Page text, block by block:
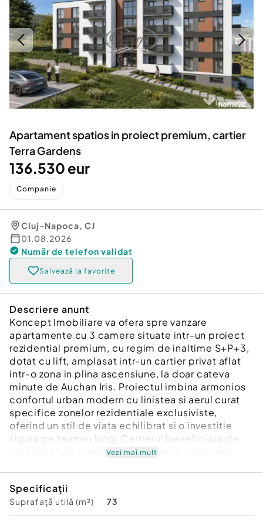
Servicii
Animale de companie
Afaceri și echipamente profesionale
Inchiriere Bunuri si Vehicule
Utilaje agricole si industriale
Piese auto si accesorii
Dacia Duster
Apartament spatios in proiect premium, cartier
Terra Gardens
136.530 eur
Companie
Cluj-Napoca, CJ
01.08.2026
Număr de telefon validat
Salvează la favorite
Descriere anunt
Koncept Imobiliare va ofera spre vanzare
apartamente cu 3 camere situate intr-un proiect
rezidential premium, cu regim de inaltime S+P+3,
dotat cu lift, amplasat intr-un cartier privat aflat
intr-o zona in plina ascensiune, la doar cateva
minute de Auchan Iris. Proiectul imbina armonios
confortul urban modern cu linistea si aerul curat
specifice zonelor rezidentiale exclusiviste,
oferind un stil de viata echilibrat si o investitie
sigura pe termen lung. Cartierul beneficiaza de
infrastructura completa si moderna, incluzand
fibra optica. Toate utilitatile sunt amplasate
subteran, fiind protejate de intemperii si
contribuind la aspectul ordonat si elegant al
Vezi mai mult
Specificații
Suprafață utilă (m²) 73